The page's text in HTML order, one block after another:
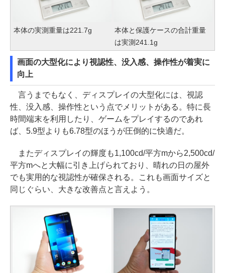
本体の実測重量は221.7g
本体と保護ケースの合計重量
は実測241.1g
画面の大型化により視認性、没入感、操作性が着実に
向上
言うまでもなく、ディスプレイの大型化には、視認
性、没入感、操作性という点でメリットがある。特に長
時間端末を利用したり、ゲームをプレイするのであれ
ば、5.9型よりも6.78型のほうが圧倒的に快適だ。
またディスプレイの輝度も1,100cd/平方mから2,500cd/
平方mへと大幅に引き上げられており、晴れの日の屋外
でも実用的な視認性が確保される。これも画面サイズと
同じぐらい、大きな改善点と言えよう。